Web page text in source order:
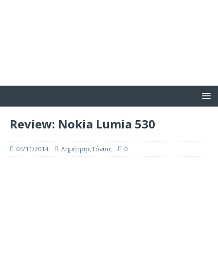
Review: Nokia Lumia 530
04/11/2014 Δημήτρης Τόνιας 0